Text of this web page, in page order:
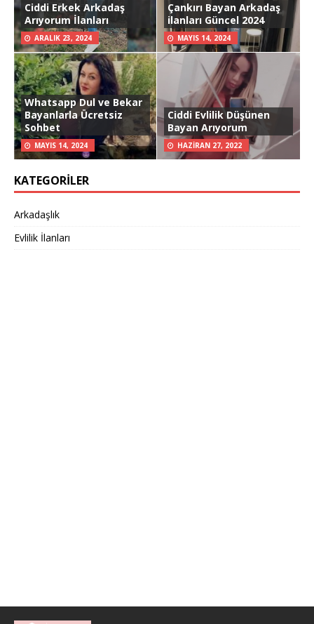
Ciddi Erkek Arkadaş
Arıyorum İlanları
ARALIK 23, 2024
Çankırı Bayan Arkadaş
ilanları Güncel 2024
MAYIS 14, 2024
Whatsapp Dul ve Bekar
Bayanlarla Ücretsiz
Sohbet
MAYIS 14, 2024
Ciddi Evlilik Düşünen
Bayan Arıyorum
HAZIRAN 27, 2022
KATEGORILER
Arkadaşlık
Evlilik İlanları